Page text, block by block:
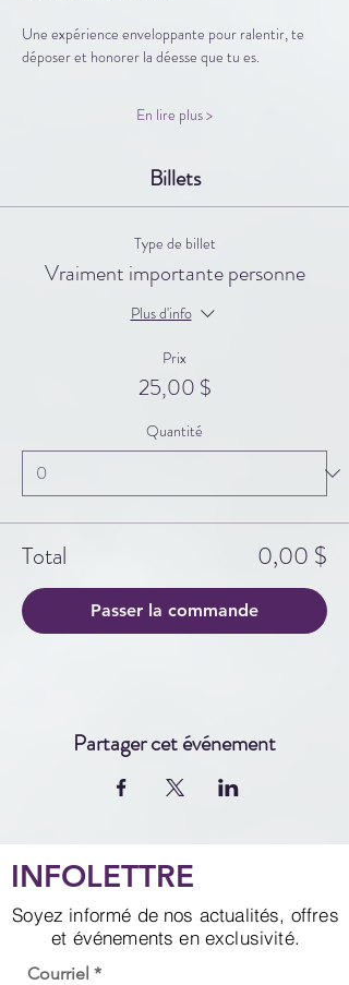
Une expérience enveloppante pour ralentir, te
déposer et honorer la déesse que tu es.
En lire plus >
Billets
Type de billet
Vraiment importante personne
Plus d'info
Prix
25,00 $
Quantité
Total 0,00 $
Passer la commande
Partager cet événement
INFOLETTRE
Soyez informé de nos actualités, offres
et événements en exclusivité.
Courriel